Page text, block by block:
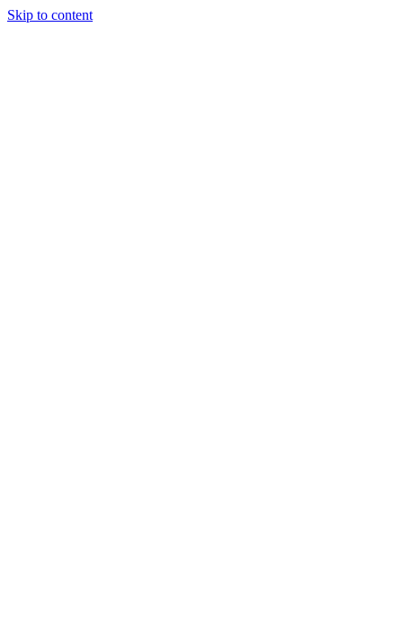
Skip to content